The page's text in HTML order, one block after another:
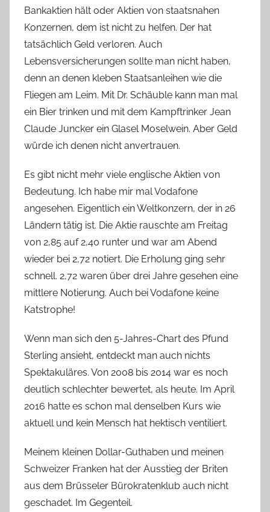
Bankaktien hält oder Aktien von staatsnahen
Konzernen, dem ist nicht zu helfen. Der hat
tatsächlich Geld verloren. Auch
Lebensversicherungen sollte man nicht haben,
denn an denen kleben Staatsanleihen wie die
Fliegen am Leim. Mit Dr. Schäuble kann man mal
ein Bier trinken und mit dem Kampftrinker Jean
Claude Juncker ein Glasel Moselwein. Aber Geld
würde ich denen nicht anvertrauen.
Es gibt nicht mehr viele englische Aktien von
Bedeutung. Ich habe mir mal Vodafone
angesehen. Eigentlich ein Weltkonzern, der in 26
Ländern tätig ist. Die Aktie rauschte am Freitag
von 2,85 auf 2,40 runter und war am Abend
wieder bei 2,72 notiert. Die Erholung ging sehr
schnell. 2,72 waren über drei Jahre gesehen eine
mittlere Notierung. Auch bei Vodafone keine
Katstrophe!
Wenn man sich den 5-Jahres-Chart des Pfund
Sterling ansieht, entdeckt man auch nichts
Spektakuläres. Von 2008 bis 2014 war es noch
deutlich schlechter bewertet, als heute. Im April
2016 hatte es schon mal denselben Kurs wie
aktuell und kein Mensch hat hektisch ventiliert.
Meinem kleinen Dollar-Guthaben und meinen
Schweizer Franken hat der Ausstieg der Briten
aus dem Brüsseler Bürokratenklub auch nicht
geschadet. Im Gegenteil.